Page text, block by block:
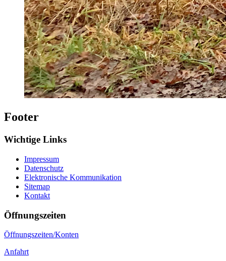
Footer
Wichtige Links
Impressum
Datenschutz
Elektronische Kommunikation
Sitemap
Kontakt
Öffnungszeiten
Öffnungszeiten/Konten
Anfahrt